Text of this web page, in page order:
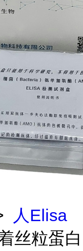
人Elisa
丝粒蛋白